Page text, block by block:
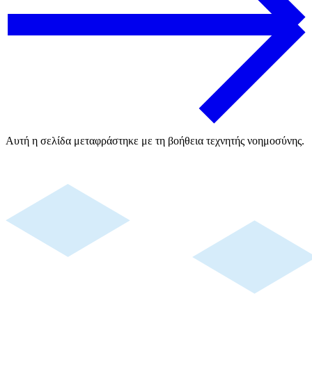
Αυτή η σελίδα μεταφράστηκε με τη βοήθεια τεχνητής νοημοσύνης.